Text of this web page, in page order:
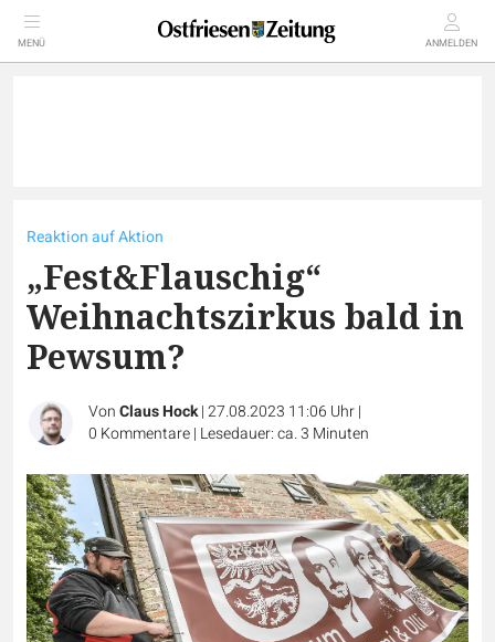
MENÜ ANMELDEN
Reaktion auf Aktion
„Fest&Flauschig“
Weihnachtszirkus bald in
Pewsum?
VonClaus Hock|27.08.2023 11:06 Uhr|
0 Kommentare| Lesedauer: ca. 3 Minuten